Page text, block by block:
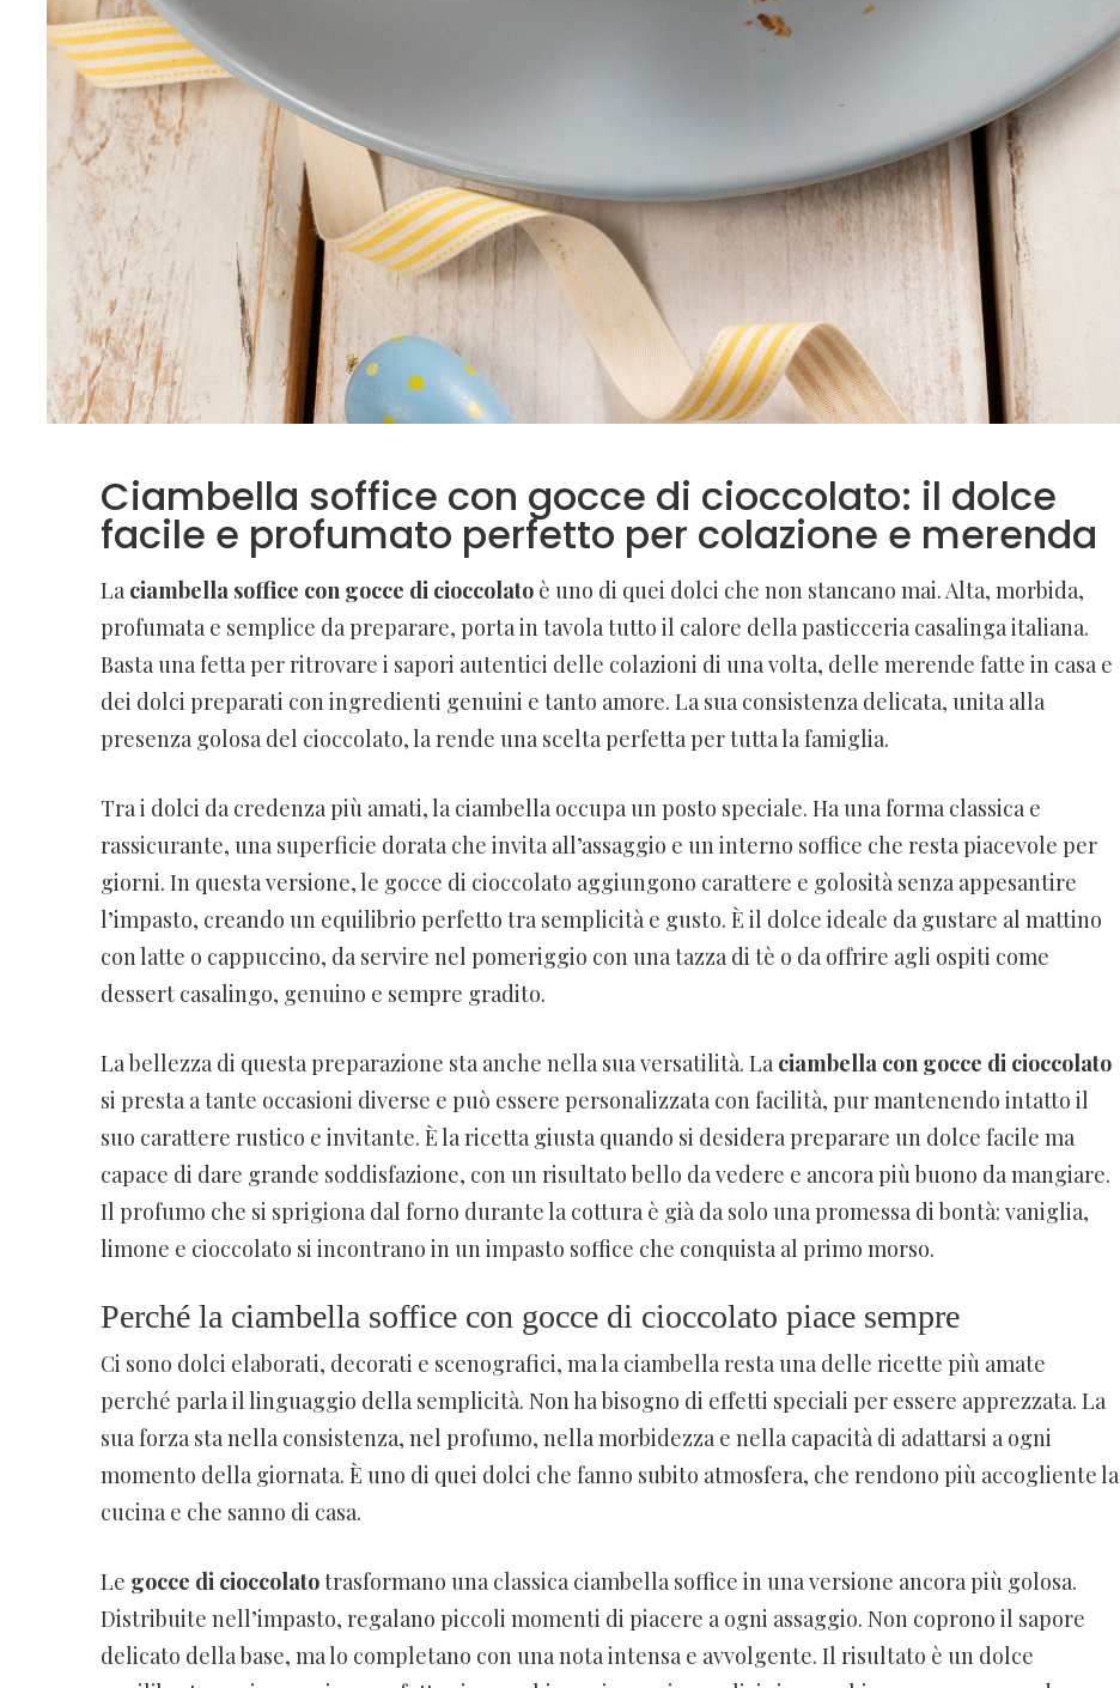
Ciambella soffice con gocce di cioccolato: il dolce
facile e profumato perfetto per colazione e merenda
La ciambella soffice con gocce di cioccolatoè uno di quei dolci che non stancano mai. Alta, morbida,
profumata e semplice da preparare, porta in tavola tutto il calore della pasticceria casalinga italiana.
Basta una fetta per ritrovare i sapori autentici delle colazioni di una volta, delle merende fatte in casa e
dei dolci preparati con ingredienti genuini e tanto amore. La sua consistenza delicata, unita alla
presenza golosa del cioccolato, la rende una scelta perfetta per tutta la famiglia.
Tra i dolci da credenza più amati, la ciambella occupa un posto speciale. Ha una forma classica e
rassicurante, una superficie dorata che invita all’assaggio e un interno soffice che resta piacevole per
giorni. In questa versione, le gocce di cioccolato aggiungono carattere e golosità senza appesantire
l’impasto, creando un equilibrio perfetto tra semplicità e gusto. È il dolce ideale da gustare al mattino
con latte o cappuccino, da servire nel pomeriggio con una tazza di tè o da offrire agli ospiti come
dessert casalingo, genuino e sempre gradito.
La bellezza di questa preparazione sta anche nella sua versatilità. La ciambella con gocce di cioccolato
si presta a tante occasioni diverse e può essere personalizzata con facilità, pur mantenendo intatto il
suo carattere rustico e invitante. È la ricetta giusta quando si desidera preparare un dolce facile ma
capace di dare grande soddisfazione, con un risultato bello da vedere e ancora più buono da mangiare.
Il profumo che si sprigiona dal forno durante la cottura è già da solo una promessa di bontà: vaniglia,
limone e cioccolato si incontrano in un impasto soffice che conquista al primo morso.
Perché la ciambella soffice con gocce di cioccolato piace sempre
Ci sono dolci elaborati, decorati e scenografici, ma la ciambella resta una delle ricette più amate
perché parla il linguaggio della semplicità. Non ha bisogno di effetti speciali per essere apprezzata. La
sua forza sta nella consistenza, nel profumo, nella morbidezza e nella capacità di adattarsi a ogni
momento della giornata. È uno di quei dolci che fanno subito atmosfera, che rendono più accogliente la
cucina e che sanno di casa.
Le gocce di cioccolatotrasformano una classica ciambella soffice in una versione ancora più golosa.
Distribuite nell’impasto, regalano piccoli momenti di piacere a ogni assaggio. Non coprono il sapore
delicato della base, ma lo completano con una nota intensa e avvolgente. Il risultato è un dolce